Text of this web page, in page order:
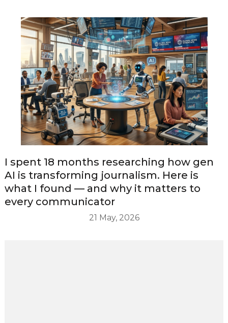
I spent 18 months researching how gen
AI is transforming journalism. Here is
what I found — and why it matters to
every communicator
21 May, 2026